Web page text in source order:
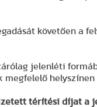
követően a
jelenléti
megfelelő helyszínen
térítési díjat a